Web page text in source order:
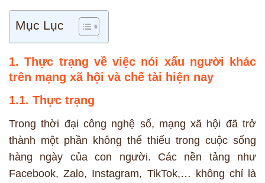
Mục Lục
1. Thực trạng về việc nói xấu người khác
trên mạng xã hội và chế tài hiện nay
1.1. Thực trạng
Trong thời đại công nghệ số, mạng xã hội đã trở
thành một phần không thể thiếu trong cuộc sống
hàng ngày của con người. Các nền tảng như
Facebook, Zalo, Instagram, TikTok,… không chỉ là